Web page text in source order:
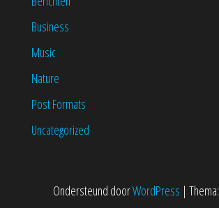
Business
Music
Nature
Post Formats
Uncategorized
Ondersteund doorWordPress | Thema: